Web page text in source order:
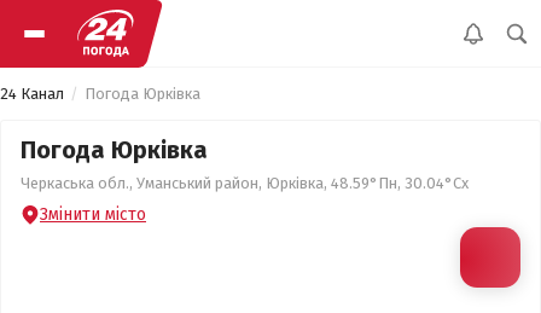
24 Канал Погода Юрківка
Погода Юрківка
Черкаська обл., Уманський район, Юрківка, 48.59°Пн, 30.04°Сх
Змінити місто